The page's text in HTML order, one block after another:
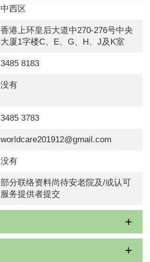
中西区
香港上环皇后大道中270-276号中央
大厦1字楼C、E、G、H、J及K室
3485 8183
没有
3485 3783
worldcare201912@gmail.com
没有
部分联络资料尚待安老院及/或认可
服务提供者提交